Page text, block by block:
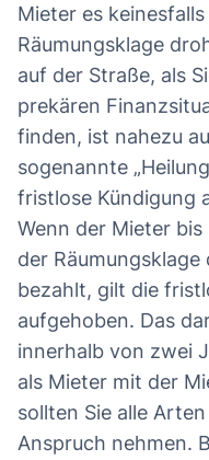
Mieter es
Räumungsklage
auf der Straße, als
prekären
finden, ist nahezu
sogenannte
fristlose Kündigung
Wenn der Mieter
der
bezahlt, gilt die
aufgehoben. Das
innerhalb von zwei
als Mieter mit der
sollten Sie alle
Anspruch nehmen.